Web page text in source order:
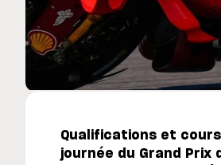
Qualifications et
journée du Grand Prix